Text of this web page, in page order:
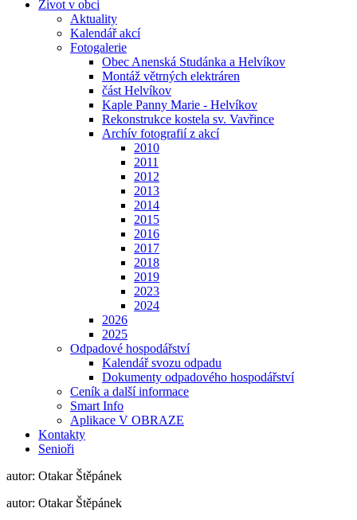
Život v obci
Aktuality
Kalendář akcí
Fotogalerie
Obec Anenská Studánka a Helvíkov
Montáž větrných elektráren
část Helvíkov
Kaple Panny Marie - Helvíkov
Rekonstrukce kostela sv. Vavřince
Archív fotografií z akcí
2010
2011
2012
2013
2014
2015
2016
2017
2018
2019
2023
2024
2026
2025
Odpadové hospodářství
Kalendář svozu odpadu
Dokumenty odpadového hospodářství
Ceník a další informace
Smart Info
Aplikace V OBRAZE
Kontakty
Senioři
autor: Otakar Štěpánek
autor: Otakar Štěpánek